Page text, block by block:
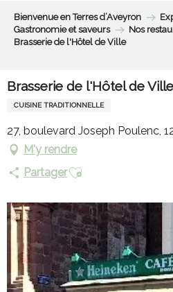
contenu
Bienvenue en Terres d’Aveyron
Gastronomie et saveurs
Nos
Brasserie de l'Hôtel de Ville
Brasserie de l'Hôtel de Ville
CUISINE TRADITIONNELLE
27, boulevard Joseph Poulenc,
M'y rendre
PartagerAjouter aux favoris